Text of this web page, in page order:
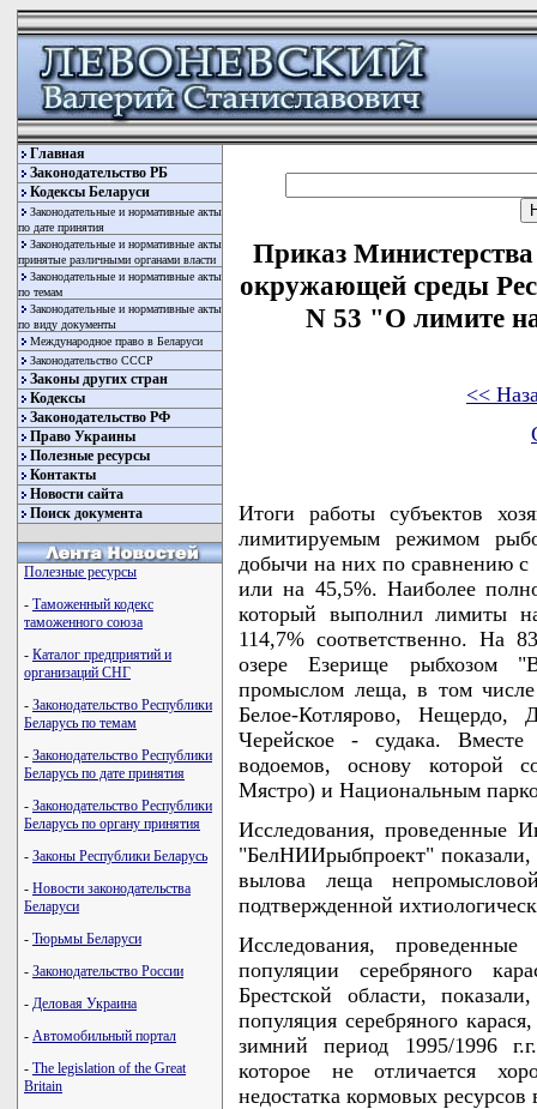
Главная
Законодательство РБ
Кодексы Беларуси
Законодательные и нормативные акты
по дате принятия
Законодательные и нормативные акты
принятые различными органами власти
Законодательные и нормативные акты
по темам
Законодательные и нормативные акты
по виду документы
Международное право в Беларуси
Законодательство СССР
Законы других стран
Кодексы
Законодательство РФ
Право Украины
Полезные ресурсы
Контакты
Новости сайта
Поиск документа
Полезные ресурсы
- Таможенный кодекс
таможенного союза
- Каталог предприятий и
организаций СНГ
- Законодательство Республики
Беларусь по темам
- Законодательство Республики
Беларусь по дате принятия
- Законодательство Республики
Беларусь по органу принятия
- Законы Республики Беларусь
- Новости законодательства
Беларуси
- Тюрьмы Беларуси
- Законодательство России
- Деловая Украина
- Автомобильный портал
- The legislation of the Great
Britain
Приказ
окружающей среды
N 53 "О лимите
<<
Итоги работы субъектов
лимитируемым режимом
добычи на них по сравнению с
или на 45,5%. Наиболее
который выполнил лимиты
114,7% соответственно. На
озере Езерище рыбхозом
промыслом леща, в том
Белое-Котлярово,
Черейское - судака. Вместе
водоемов, основу которой
Мястро) и Национальным
Исследования, проведенные
"БелНИИрыбпроект" показали,
вылова леща
подтвержденной
Исследования,
популяции серебряного
Брестской области,
популяция серебряного
зимний период 1995/1996
которое не отличается
недостатка кормовых ресурсов